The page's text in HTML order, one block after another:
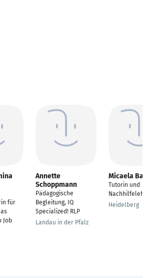
für
Job
Annette
Schoppmann
Pädagogische
Begleitung, IQ
Specialized! RLP
Landau in der Pfalz
Micaela Barahona
Tutorin und
Nachhilfelehrerin
Heidelberg